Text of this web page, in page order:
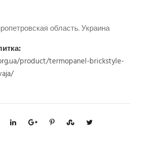
область. Украина
product/termopanel-brickstyle-